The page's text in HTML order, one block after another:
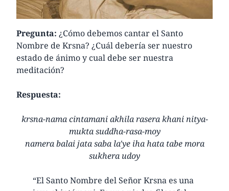
Pregunta: ¿Cómo debemos cantar el Santo
Nombre de Krsna? ¿Cuál debería ser nuestro
estado de ánimo y cual debe ser nuestra
meditación?
Respuesta:
krsna-nama cintamani akhila rasera khani nitya-
mukta suddha-rasa-moy
namera balai jata saba la'ye iha hata tabe mora
sukhera udoy
“El Santo Nombre del Señor Krsna es una